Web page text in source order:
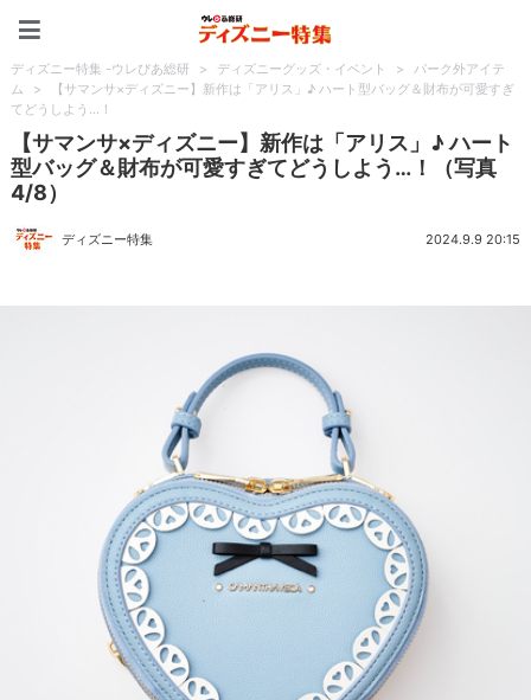
ディズニー特集 -ウレぴあ総研 > ディズニーグッズ・イベント >
パーク外アイテ
ム
>
【サマンサ×ディズニー】新作は「アリス」♪ ハート型バッグ＆財布が可愛すぎ
てどうしよう…！
【サマンサ×ディズニー】新作は「アリス」♪ ハート
型バッグ＆財布が可愛すぎてどうしよう…！（写真
4/8）
ディズニー特集 2024.9.9 20:15